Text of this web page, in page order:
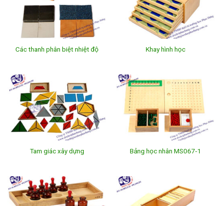
Các thanh phân biệt nhiệt độ Khay hình học
Tam giác xây dựng Bảng học nhân MS067-1